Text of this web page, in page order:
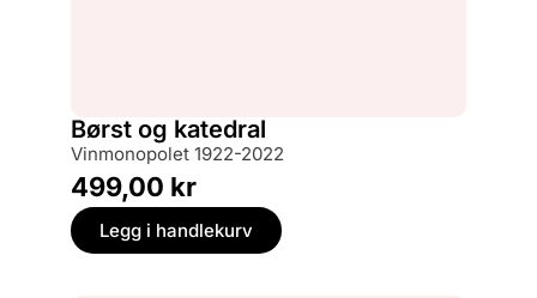
Børst og katedral
Vinmonopolet 1922-2022
499,00 kr
Legg i handlekurv